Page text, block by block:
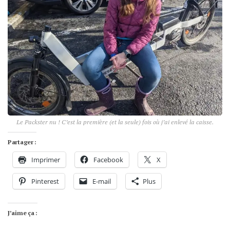
Le Packster nu ! C’est la première (et la seule) fois où j’ai enlevé la caisse.
Partager :
Imprimer Facebook X
Pinterest E-mail Plus
J’aime ça :